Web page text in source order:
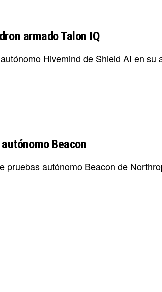
armado Talon IQ
Hivemind de Shield AI en su
Beacon
pruebas autónomo Beacon de